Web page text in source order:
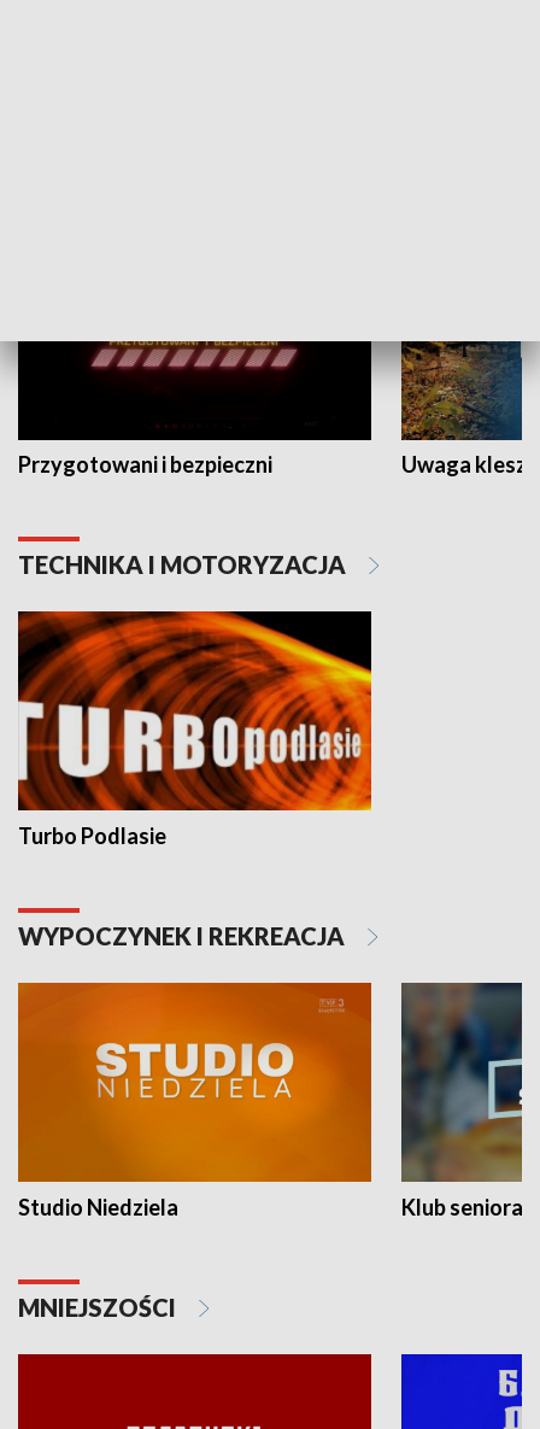
Przygotowani i bezpieczni Uwaga
TECHNIKA I MOTORYZACJA
Turbo Podlasie
WYPOCZYNEK I REKREACJA
Studio Niedziela Klub seniora
MNIEJSZOŚCI